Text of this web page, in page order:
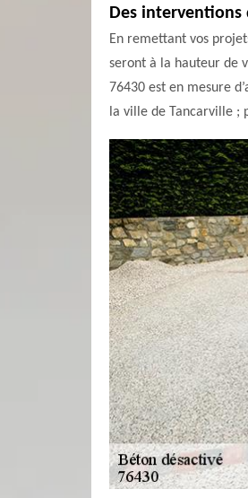
Des interventions
En remettant vos
seront à la hauteur de
76430 est en mesure
la ville de Tancarville ;